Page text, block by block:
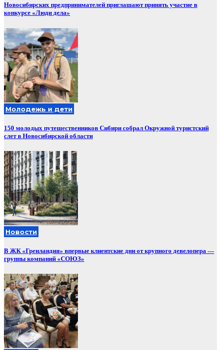
Новосибирских предпринимателей приглашают принять участие в
конкурсе «Люди дела»
Молодежь и дети
150 молодых путешественников Сибири собрал Окружной туристский
слет в Новосибирской области
Новости
В ЖК «Гренландия» впервые клиентские дни от крупного девелопера —
группы компаний «СОЮЗ»